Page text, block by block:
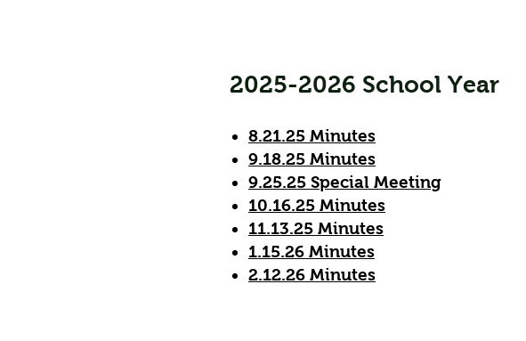
2025-2026 School Year
8.21.25 Minutes
9.18.25 Minutes
9.25.25 Special Meeting
10.16.25 Minutes
11.13.25 Minutes
1.15.26 Minutes
2.12.26 Minutes